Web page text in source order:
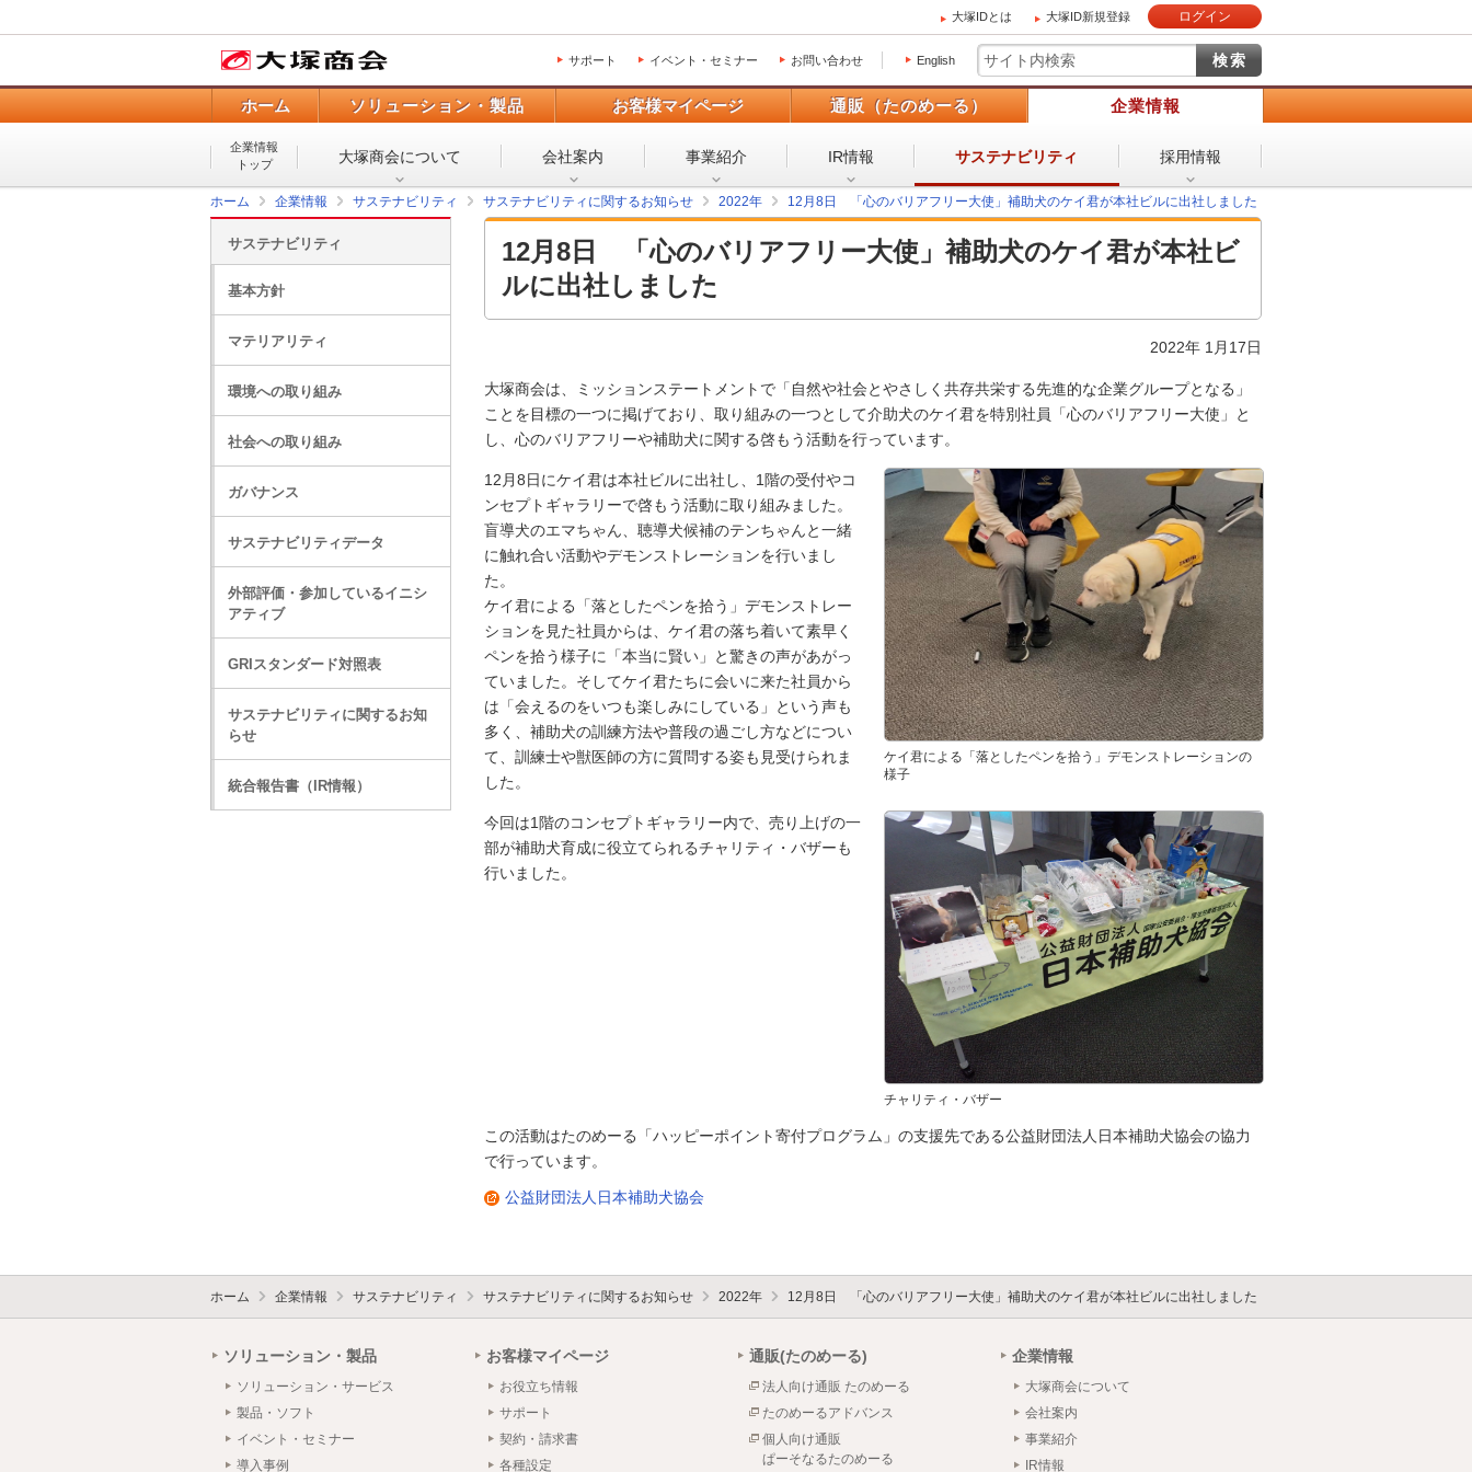
大塚IDとは 大塚ID新規登録 ログイン
サポート イベント・セミナー お問い合わせ English
ホーム ソリューション・製品 お客様マイページ 通販（たのめーる） 企業情報
企業情報
トップ
大塚商会について 会社案内 事業紹介 IR情報 サステナビリティ 採用情報
ホーム 企業情報 サステナビリティ サステナビリティに関するお知らせ 2022年 12月8日 「心のバリアフリー大使」補助犬のケイ君が本社ビルに出社しました
12月8日 「心のバリアフリー大使」補助犬のケイ君が本社ビ
ルに出社しました
2022年 1月17日
大塚商会は、ミッションステートメントで「自然や社会とやさしく共存共栄する先進的な企業グループとなる」
ことを目標の一つに掲げており、取り組みの一つとして介助犬のケイ君を特別社員「心のバリアフリー大使」と
し、心のバリアフリーや補助犬に関する啓もう活動を行っています。
12月8日にケイ君は本社ビルに出社し、1階の受付やコ
ンセプトギャラリーで啓もう活動に取り組みました。
盲導犬のエマちゃん、聴導犬候補のテンちゃんと一緒
に触れ合い活動やデモンストレーションを行いまし
た。
ケイ君による「落としたペンを拾う」デモンストレー
ションを見た社員からは、ケイ君の落ち着いて素早く
ペンを拾う様子に「本当に賢い」と驚きの声があがっ
ていました。そしてケイ君たちに会いに来た社員から
は「会えるのをいつも楽しみにしている」という声も
多く、補助犬の訓練方法や普段の過ごし方などについ
て、訓練士や獣医師の方に質問する姿も見受けられま
した。
ケイ君による「落としたペンを拾う」デモンストレーションの
様子
今回は1階のコンセプトギャラリー内で、売り上げの一
部が補助犬育成に役立てられるチャリティ・バザーも
行いました。
チャリティ・バザー
この活動はたのめーる「ハッピーポイント寄付プログラム」の支援先である公益財団法人日本補助犬協会の協力
で行っています。
公益財団法人日本補助犬協会
サステナビリティ
基本方針
マテリアリティ
環境への取り組み
社会への取り組み
ガバナンス
サステナビリティデータ
外部評価・参加しているイニシ
アティブ
GRIスタンダード対照表
サステナビリティに関するお知
らせ
統合報告書（IR情報）
ホーム 企業情報 サステナビリティ サステナビリティに関するお知らせ 2022年 12月8日 「心のバリアフリー大使」補助犬のケイ君が本社ビルに出社しました
ソリューション・製品
ソリューション・サービス
製品・ソフト
イベント・セミナー
導入事例
お客様マイページ
お役立ち情報
サポート
契約・請求書
各種設定
通販(たのめーる)
法人向け通販 たのめーる
たのめーるアドバンス
個人向け通販
ぱーそなるたのめーる
企業情報
大塚商会について
会社案内
事業紹介
IR情報